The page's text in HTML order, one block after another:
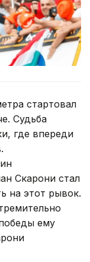
стартовал
Судьба
где впереди
Скарони стал
на этот рывок.
ему